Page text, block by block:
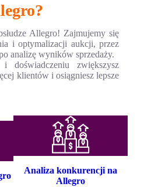
Allegro! Zajmujemy się
i optymalizacji aukcji, przez
analizę wyników sprzedaży.
doświadczeniu zwiększysz
klientów i osiągniesz lepsze
Analiza konkurencji na
Allegro